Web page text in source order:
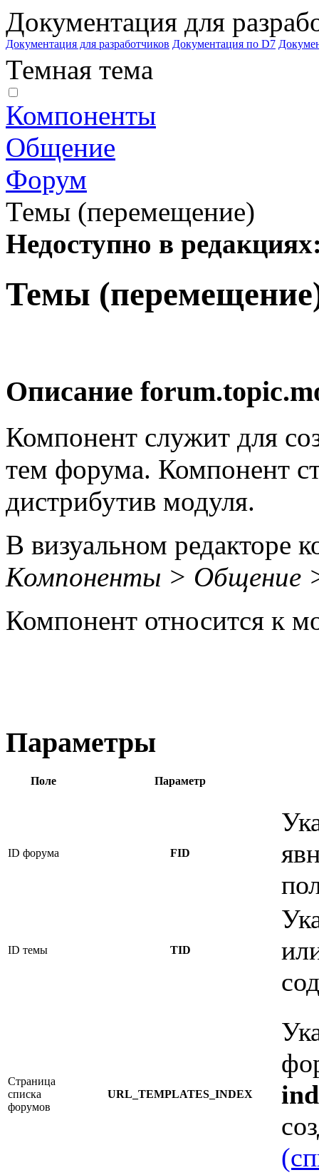
Документация для
Документация для разработчиков Документация по D7
Темная тема
Компоненты
Общение
Форум
Темы (перемещение)
Недоступно в
Темы
Описание
Компонент служит для
тем форума. Компонент
дистрибутив модуля.
В визуальном редакторе
Компоненты > Общение
Компонент относится к
Параметры
Поле Параметр
ID форума FID
ID темы TID
Страница
списка
форумов
URL_TEMPLATES_INDEX